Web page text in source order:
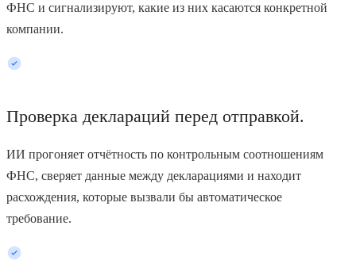
ФНС и сигнализируют, какие из них касаются конкретной
компании.
Проверка деклараций перед отправкой.
ИИ прогоняет отчётность по контрольным соотношениям
ФНС, сверяет данные между декларациями и находит
расхождения, которые вызвали бы автоматическое
требование.